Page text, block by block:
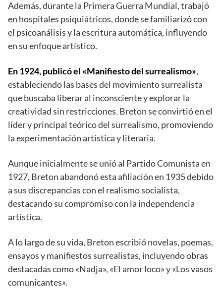
Además, durante la Primera Guerra Mundial, trabajó
en hospitales psiquiátricos, donde se familiarizó con
el psicoanálisis y la escritura automática, influyendo
en su enfoque artístico.
En 1924, publicó el «Manifiesto del surrealismo»,
estableciendo las bases del movimiento surrealista
que buscaba liberar al inconsciente y explorar la
creatividad sin restricciones. Breton se convirtió en el
líder y principal teórico del surrealismo, promoviendo
la experimentación artística y literaria.
Aunque inicialmente se unió al Partido Comunista en
1927, Breton abandonó esta afiliación en 1935 debido
a sus discrepancias con el realismo socialista,
destacando su compromiso con la independencia
artística.
A lo largo de su vida, Breton escribió novelas, poemas,
ensayos y manifiestos surrealistas, incluyendo obras
destacadas como «Nadja», «El amor loco» y «Los vasos
comunicantes».